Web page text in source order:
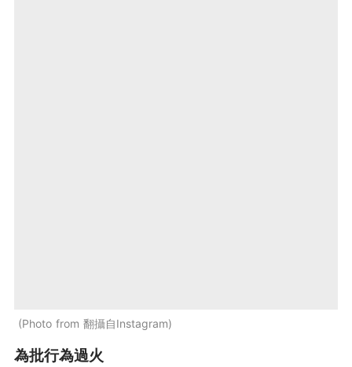
Photo from 翻攝自Instagram
為批行為過火